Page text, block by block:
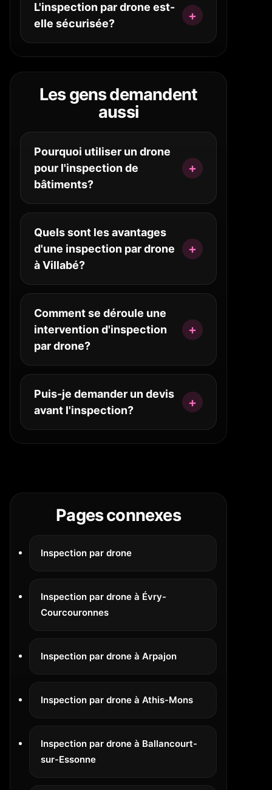
L'inspection par drone est-
elle sécurisée?
Les gens demandent
aussi
Pourquoi utiliser un drone
pour l'inspection de
bâtiments?
Quels sont les avantages
d'une inspection par drone
à Villabé?
Comment se déroule une
intervention d'inspection
par drone?
Puis-je demander un devis
avant l'inspection?
Pages connexes
Inspection par drone
Inspection par drone à Évry-
Courcouronnes
Inspection par drone à Arpajon
Inspection par drone à Athis-Mons
Inspection par drone à Ballancourt-
sur-Essonne